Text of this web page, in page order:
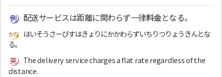
配送サービスは距離に関わらず一律料金となる。
はいそうさーびすはきょりにかかわらずいちりつりょうきんとな
る。
The delivery service charges a flat rate regardless of the
distance.